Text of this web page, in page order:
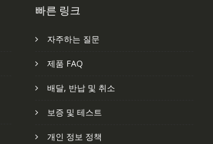
빠른 링크
자주하는 질문
제품 FAQ
배달, 반납 및 취소
보증 및 테스트
개인 정보 정책